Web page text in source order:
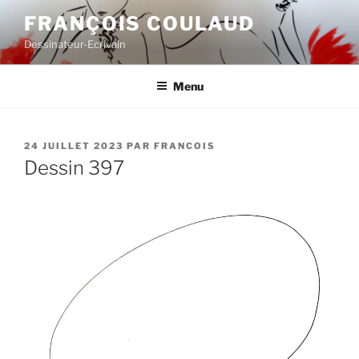
contenu
principal
FRANÇOIS COULAUD
Dessinateur-Ecrivain
Menu
PUBLIÉ
LE
24 JUILLET 2023 PAR FRANCOIS
Dessin 397